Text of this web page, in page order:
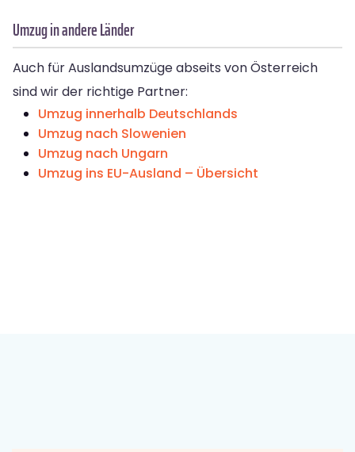
Umzug in andere Länder
Auch für Auslandsumzüge abseits von Österreich
sind wir der richtige Partner:
Umzug innerhalb Deutschlands
Umzug nach Slowenien
Umzug nach Ungarn
Umzug ins EU-Ausland – Übersicht